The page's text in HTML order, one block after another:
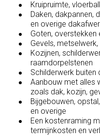
Kruipruimte,
Daken, dakpannen,
en overige
Goten,
Gevels,
Kozijnen,
raamdorpelstenen
Schilderwerk buiten
Aanbouw met alles
zoals dak, kozijn,
Bijgebouwen,
en overige
Een kostenraming
termijnkosten en